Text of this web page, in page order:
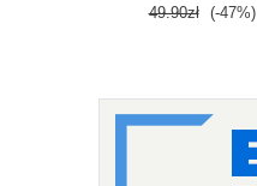
49.90zł (-47%)